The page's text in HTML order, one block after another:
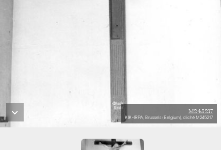
M245217
KIK-IRPA, Brussels (Belgium), cliché M245217